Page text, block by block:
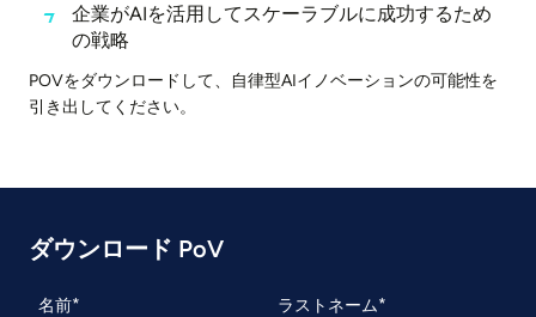
企業がAIを活用してスケーラブルに成功するため
の戦略
POVをダウンロードして、自律型AIイノベーションの可能性を
引き出してください。
ダウンロード PoV
名前 ラストネーム